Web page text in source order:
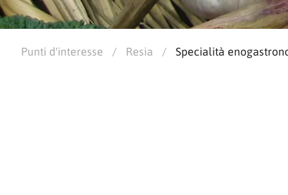
Punti d'interesse / Resia / Specialità